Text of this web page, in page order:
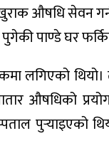
औषधि सेवन
पाण्डे घर
लगिएको थियो।
औषधिको
पुर्‍याइएको